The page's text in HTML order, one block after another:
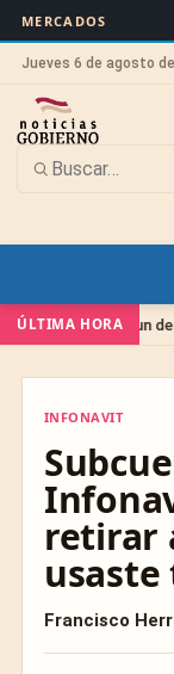
MERCADOS
Jueves 6 de agosto
ÚLTIMA HORA
un defensor público
INFONAVIT
retirar
Francisco